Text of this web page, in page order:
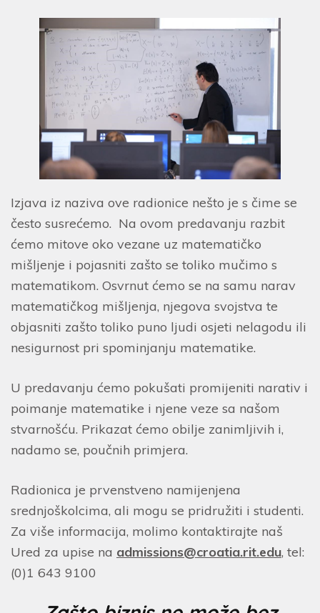
Izjava iz naziva ove radionice nešto je s čime se
često susrećemo. Na ovom predavanju razbit
ćemo mitove oko vezane uz matematičko
mišljenje i pojasniti zašto se toliko mučimo s
matematikom. Osvrnut ćemo se na samu narav
matematičkog mišljenja, njegova svojstva te
objasniti zašto toliko puno ljudi osjeti nelagodu ili
nesigurnost pri spominjanju matematike.
U predavanju ćemo pokušati promijeniti narativ i
poimanje matematike i njene veze sa našom
stvarnošću. Prikazat ćemo obilje zanimljivih i,
nadamo se, poučnih primjera.
Radionica je prvenstveno namijenjena
srednjoškolcima, ali mogu se pridružiti i studenti.
Za više informacija, molimo kontaktirajte naš
Ured za upise na admissions@croatia.rit.edu, tel:
(0)1 643 9100